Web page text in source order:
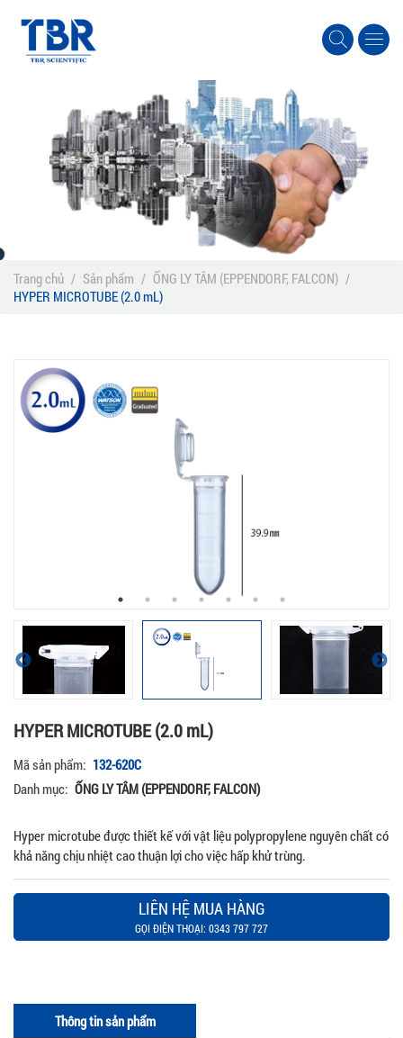
Trang chủ / Sản phẩm / ỐNG LY TÂM (EPPENDORF, FALCON) /
HYPER MICROTUBE (2.0 mL)
HYPER MICROTUBE (2.0 mL)
Mã sản phẩm: 132-620C
Danh mục: ỐNG LY TÂM (EPPENDORF, FALCON)
Hyper microtube được thiết kế với vật liệu polypropylene nguyên chất có
khả năng chịu nhiệt cao thuận lợi cho việc hấp khử trùng.
LIÊN HỆ MUA HÀNG
GỌI ĐIỆN THOẠI: 0343 797 727
Thông tin sản phẩm